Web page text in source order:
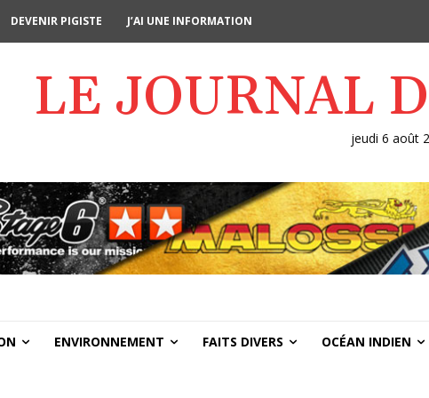
DEVENIR PIGISTE J’AI UNE INFORMATION
LE JOURNAL
jeudi 6 août
ENVIRONNEMENT FAITS DIVERS OCÉAN INDIEN